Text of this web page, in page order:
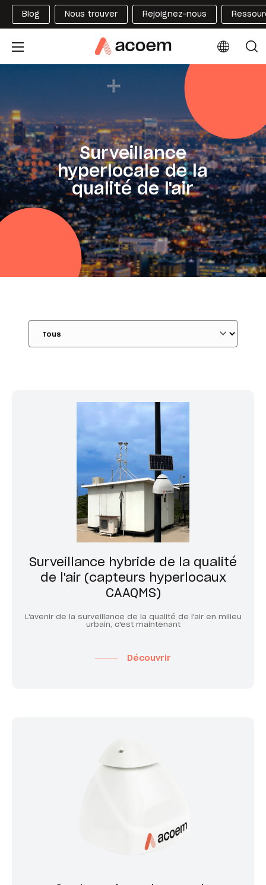
Blog Nous trouver Rejoignez-nous
Surveillance
hyperlocale de la
qualité de l'air
Surveillance hybride de la qualité
de l'air (capteurs hyperlocaux
CAAQMS)
L'avenir de la surveillance de la qualité de l'air en milieu
urbain, c'est maintenant
Découvrir